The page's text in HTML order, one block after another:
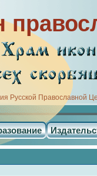
Русской Православной